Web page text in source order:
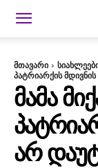
მთავარი
პატრიარქის
ᲛᲐᲛᲐ
ᲐᲠ